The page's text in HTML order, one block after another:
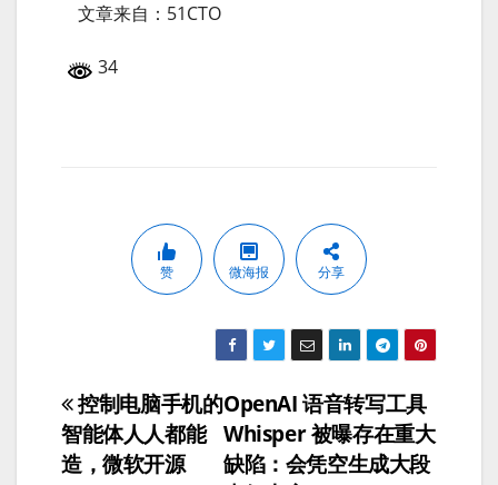
文章来自：51CTO
34
赞 微海报 分享
文
章
OpenAI 语音转写工具
Whisper 被曝存在重大
缺陷：会凭空生成大段
控制电脑手机的
智能体人人都能
造，微软开源